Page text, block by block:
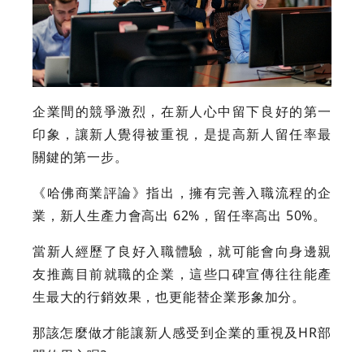
企業間的競爭激烈，在新人心中留下良好的第一
印象，讓新人覺得被重視，是提高新人留任率最
關鍵的第一步。
《哈佛商業評論》指出，擁有完善入職流程的企
業，新人生產力會高出 62%，留任率高出 50%。
當新人經歷了良好入職體驗，就可能會向身邊親
友推薦目前就職的企業，這些口碑宣傳往往能產
生最大的行銷效果，也更能替企業形象加分。
那該怎麼做才能讓新人感受到企業的重視及HR部